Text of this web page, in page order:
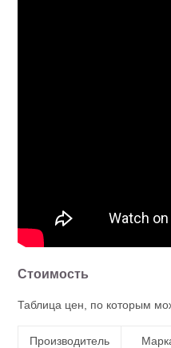
Стоимость
Таблица цен, по которым
Производитель